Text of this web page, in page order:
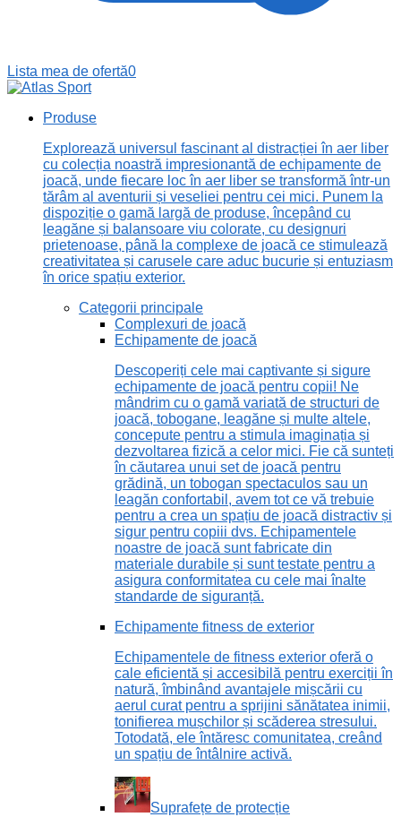
Lista mea de ofertă0
Produse
Explorează universul fascinant al distracției în aer liber
cu colecția noastră impresionantă de echipamente de
joacă, unde fiecare loc în aer liber se transformă într-un
tărâm al aventurii și veseliei pentru cei mici. Punem la
dispoziție o gamă largă de produse, începând cu
leagăne și balansoare viu colorate, cu designuri
prietenoase, până la complexe de joacă ce stimulează
creativitatea și carusele care aduc bucurie și entuziasm
în orice spațiu exterior.
Categorii principale
Complexuri de joacă
Echipamente de joacă
Descoperiți cele mai captivante și sigure
echipamente de joacă pentru copii! Ne
mândrim cu o gamă variată de structuri de
joacă, tobogane, leagăne și multe altele,
concepute pentru a stimula imaginația și
dezvoltarea fizică a celor mici. Fie că sunteți
în căutarea unui set de joacă pentru
grădină, un tobogan spectaculos sau un
leagăn confortabil, avem tot ce vă trebuie
pentru a crea un spațiu de joacă distractiv și
sigur pentru copiii dvs. Echipamentele
noastre de joacă sunt fabricate din
materiale durabile și sunt testate pentru a
asigura conformitatea cu cele mai înalte
standarde de siguranță.
Echipamente fitness de exterior
Echipamentele de fitness exterior oferă o
cale eficientă și accesibilă pentru exerciții în
natură, îmbinând avantajele mișcării cu
aerul curat pentru a sprijini sănătatea inimii,
tonifierea mușchilor și scăderea stresului.
Totodată, ele întăresc comunitatea, creând
un spațiu de întâlnire activă.
Suprafețe de protecție